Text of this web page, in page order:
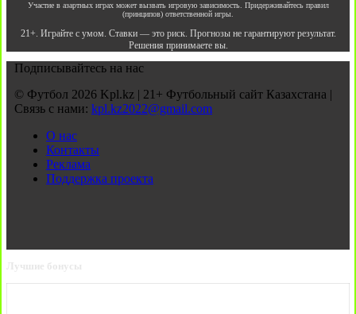
Участие в азартных играх может вызвать игровую зависимость. Придерживайтесь правил
(принципов) ответственной игры.
21+. Играйте с умом. Ставки — это риск. Прогнозы не гарантируют результат.
Решения принимаете вы.
Подписывайтесь на нас
© Футбол 2026 Kpl.kz | 21+ Футбольный сайт Казахстана |
Связь с нами: kpl.kz2022@gmail.com
О нас
Контакты
Реклама
Поддержка проекта
Лучшие бонусы